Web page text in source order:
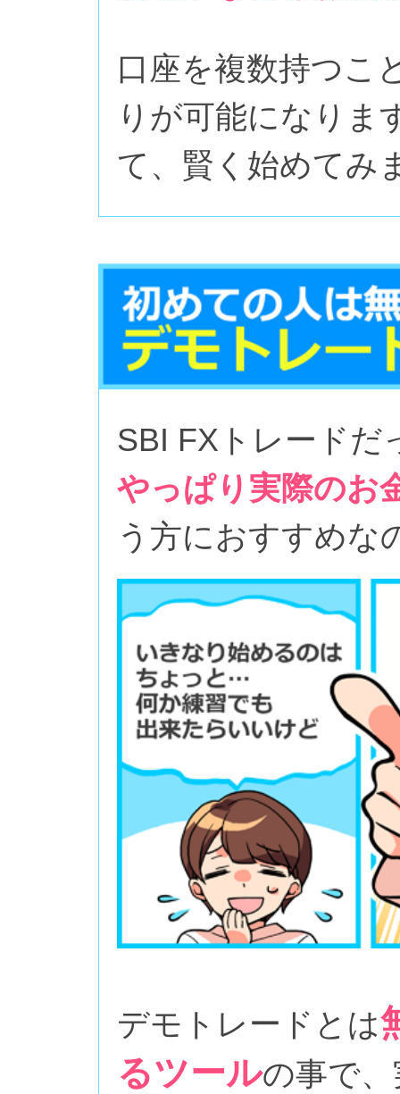
口座を複数持つこ
りが可能になりま
て、賢く始めてみ
SBI FXトレードだ
やっぱり実際のお
う方におすすめな
デモトレードとは
るツールの事で